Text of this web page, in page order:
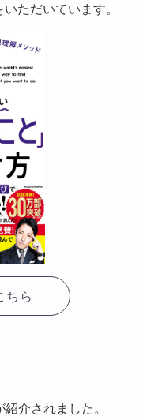
ただいています。
ちら
介されました。